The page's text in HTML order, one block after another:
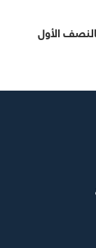
بالنصف الأول